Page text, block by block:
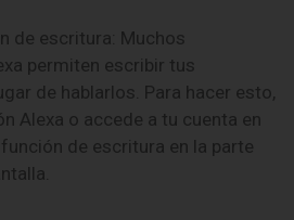
de escritura: Muchos
permiten escribir tus
de hablarlos. Para hacer esto,
Alexa o accede a tu cuenta en
de escritura en la parte